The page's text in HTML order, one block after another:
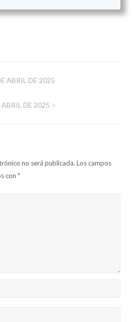
ABRIL DE 2025
ABRIL DE 2025
no será publicada. Los campos
con *